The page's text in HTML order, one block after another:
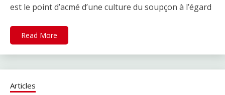
est le point d’acmé d’une culture du soupçon à l’égard
Read More
Articles